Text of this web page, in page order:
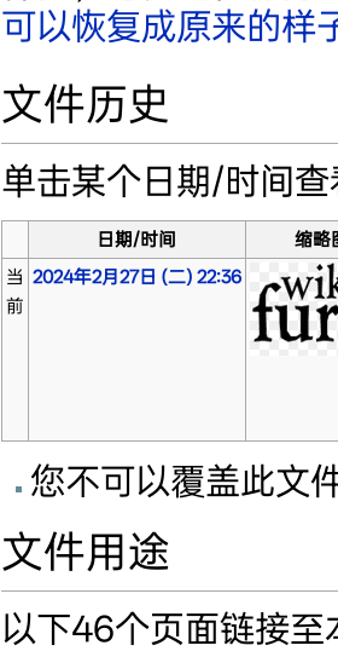
可以恢复成原来的样
文件历史
单击某个日期/时间
日期/时间
缩略
当
前
2024年2月27日 (二) 22:36
您不可以覆盖此文
文件用途
以下46个页面链接至